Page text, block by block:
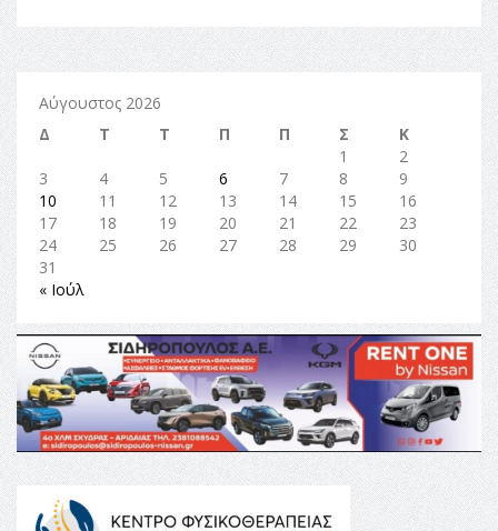
Αύγουστος 2026
Δ
Τ Τ Π Π Σ
Κ
1
2
3
4 5 6 7 8
9
10
11 12 13 14 15
16
17
18 19 20 21 22
23
24
25 26 27 28 29
30
31
« Ιούλ